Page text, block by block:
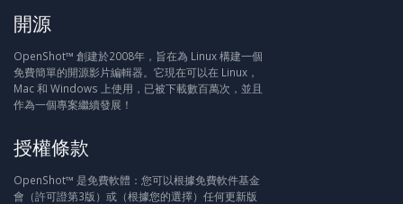
開源
OpenShot™ 創建於2008年，旨在為 Linux 構建一個
免費簡單的開源影片編輯器。它現在可以在 Linux，
Mac 和 Windows 上使用，已被下載數百萬次，並且
作為一個專案繼續發展！
授權條款
OpenShot™ 是免費軟體：您可以根據免費軟件基金
會（許可證第3版）或（根據您的選擇）任何更新版